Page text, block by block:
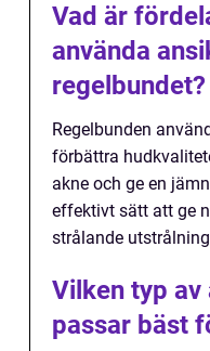
Vad är
använda
regelbundet?
Regelbunden
förbättra
akne och ge en
effektivt sätt att ge
strålande
Vilken typ
passar bäst